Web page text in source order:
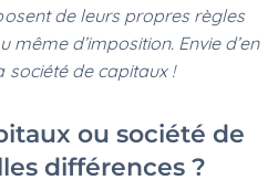
de leurs propres règles
d’imposition. Envie d’en
société de capitaux !
ou société de
différences ?